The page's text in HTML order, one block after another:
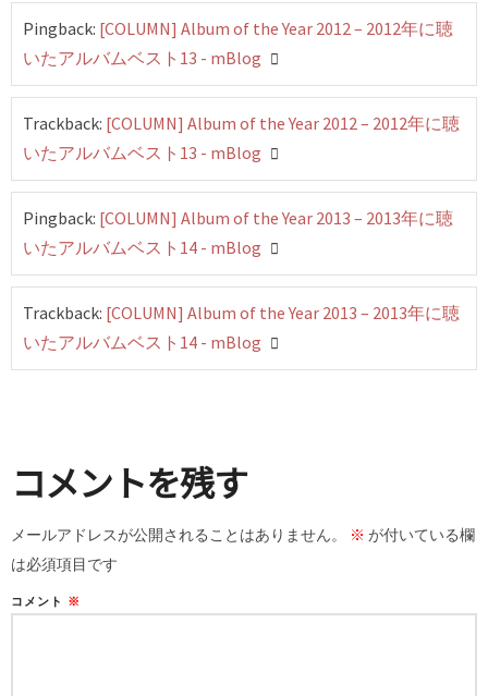
Pingback: [COLUMN] Album of the Year 2012 – 2012年に聴
いたアルバムベスト13 - mBlog
Trackback: [COLUMN] Album of the Year 2012 – 2012年に聴
いたアルバムベスト13 - mBlog
Pingback: [COLUMN] Album of the Year 2013 – 2013年に聴
いたアルバムベスト14 - mBlog
Trackback: [COLUMN] Album of the Year 2013 – 2013年に聴
いたアルバムベスト14 - mBlog
コメントを残す
メールアドレスが公開されることはありません。 ※ が付いている欄
は必須項目です
コメント ※